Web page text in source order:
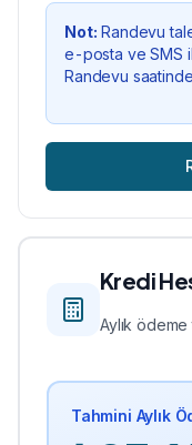
Not: Randevu
e-posta ve SMS
Randevu
Kredi
Aylık ödeme
Tahmini Aylık